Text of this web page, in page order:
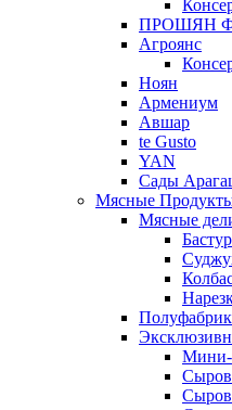
ПРОШЯН
Агроянс
Ноян
Армениум
Авшар
te Gusto
YAN
Сады
Мясные
Мясные
Мини-